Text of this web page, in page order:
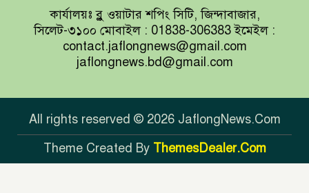
আয়ারল্যান্ডের রানের পাহাড় টপকে
টাইগারদের জয়
সুখবর দিলেন জয়া আহসান
কার্যালয়ঃ ব্লু ওয়াটার শপিং সিটি, জিন্দাবাজার,
সিলেট-৩১০০ মোবাইল : 01838-306383 ইমেইল :
contact.jaflongnews@gmail.com
jaflongnews.bd@gmail.com
All rights reserved © 2026 JaflongNews.Com
Theme Created By ThemesDealer.Com